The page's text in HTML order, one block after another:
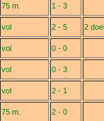
75 m.
1 - 3
vol 2 - 5
2
vol
0 - 0
vol
0 - 3
vol
2 - 1
75 m.
2 - 0